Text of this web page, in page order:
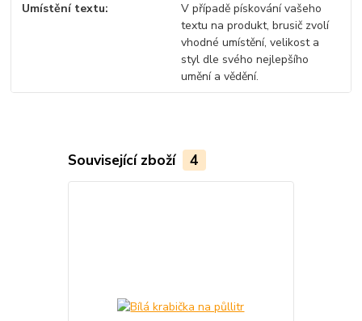
Umístění textu
V případě pískování vašeho
textu na produkt, brusič zvolí
vhodné umístění, velikost a
styl dle svého nejlepšího
umění a vědění.
Související zboží 4